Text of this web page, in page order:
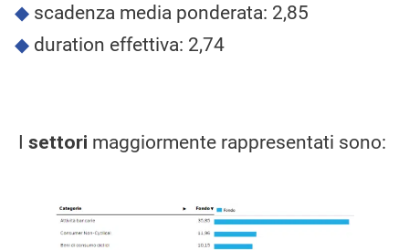
scadenza media ponderata: 2,85
duration effettiva: 2,74
I settori maggiormente rappresentati sono: